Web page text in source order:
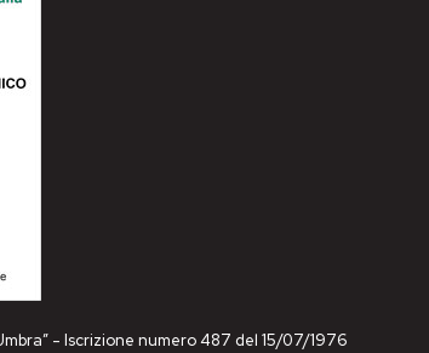
- Iscrizione numero 487 del 15/07/1976